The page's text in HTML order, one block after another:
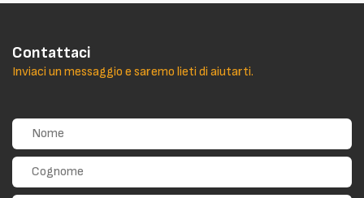
Contattaci
Inviaci un messaggio e saremo lieti di aiutarti.